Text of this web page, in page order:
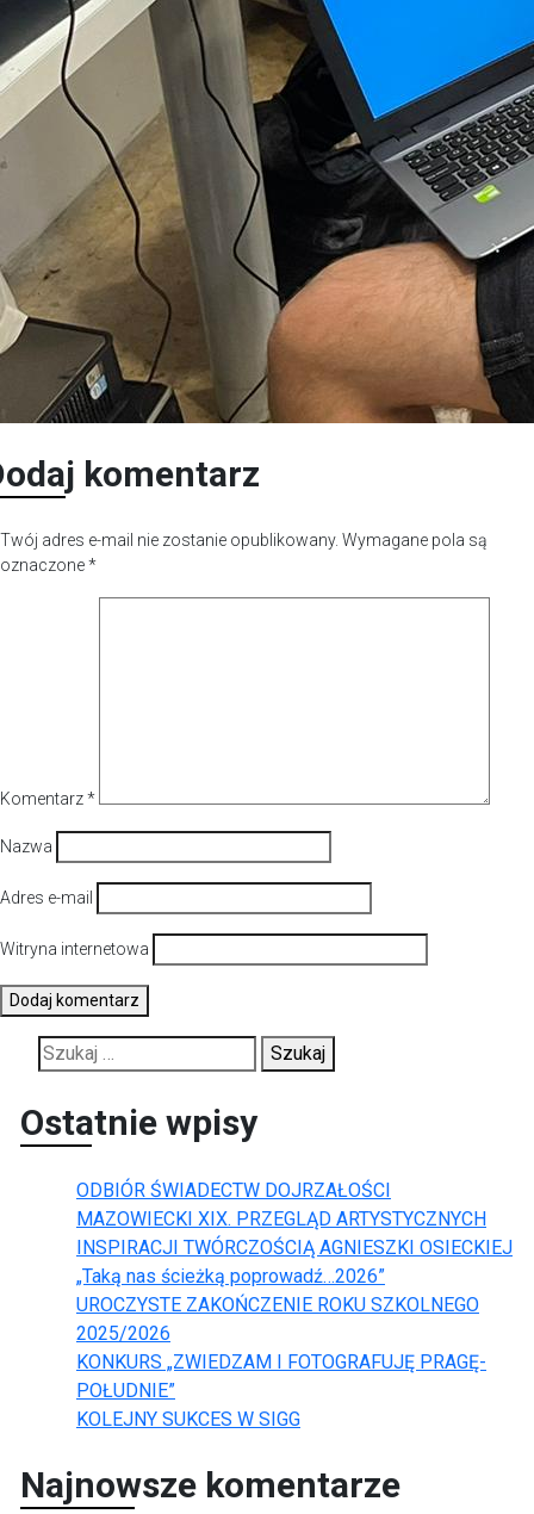
komentarz
Twój adres e-mail nie zostanie opublikowany. Wymagane pola są
oznaczone*
Komentarz*
Nazwa
Adres e-mail
Witryna internetowa
Szukaj:
Ostatnie wpisy
ODBIÓR ŚWIADECTW DOJRZAŁOŚCI
MAZOWIECKI XIX. PRZEGLĄD ARTYSTYCZNYCH
INSPIRACJI TWÓRCZOŚCIĄ AGNIESZKI OSIECKIEJ
„Taką nas ścieżką poprowadź…2026”
UROCZYSTE ZAKOŃCZENIE ROKU SZKOLNEGO
2025/2026
KONKURS „ZWIEDZAM I FOTOGRAFUJĘ PRAGĘ-
POŁUDNIE”
KOLEJNY SUKCES W SIGG
Najnowsze komentarze